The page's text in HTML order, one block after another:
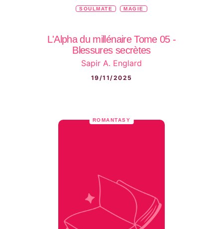
SOULMATE MAGIE
L'Alpha du millénaire Tome 05 -
Blessures secrètes
Sapir A. Englard
19/11/2025
ROMANTASY